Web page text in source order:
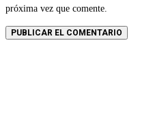
próxima vez que comente.